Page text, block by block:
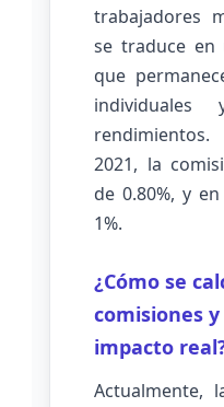
trabajadores
se traduce
que
2021, la
de 0.80%, y
1%.
¿Cómo se
comisiones
impacto
Actualmente,